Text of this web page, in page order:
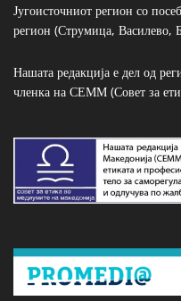
Југоисточниот регион со
регион (Струмица, Василево,
Нашата редакција е дел од
членка на СЕММ (Совет за